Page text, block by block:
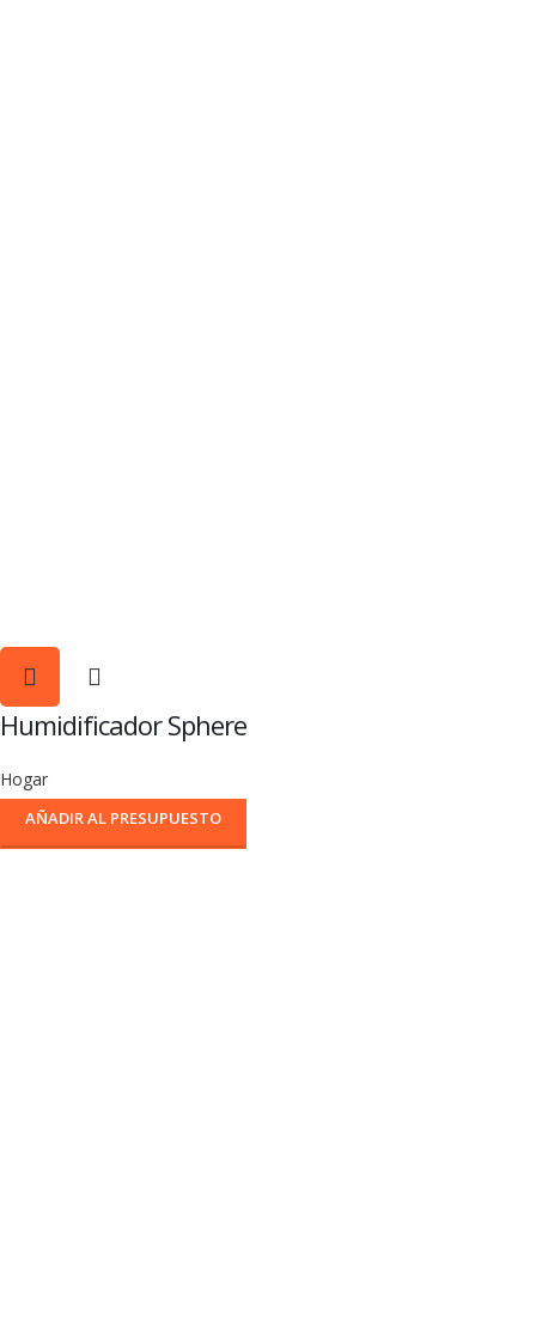
Humidificador Sphere
Hogar
AÑADIR AL PRESUPUESTO